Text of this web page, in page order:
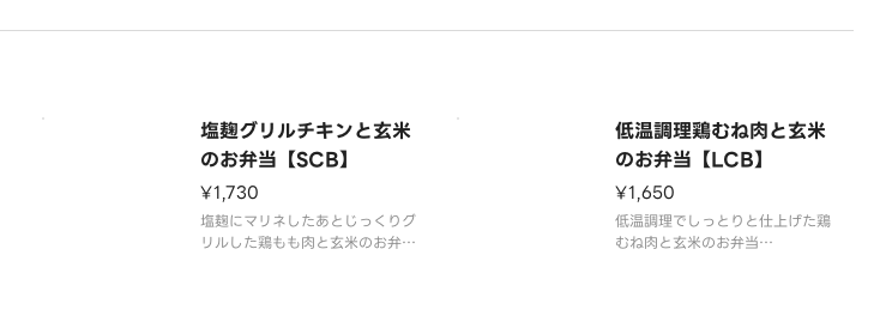
タンパク質：42g
塩麹グリルチキンと玄米
のお弁当【SCB】
¥1,730
塩麹にマリネしたあとじっくりグ
リルした鶏もも肉と玄米のお弁当
低温調理鶏むね肉と玄米
のお弁当【LCB】
¥1,650
低温調理でしっとりと仕上げた鶏
むね肉と玄米のお弁当